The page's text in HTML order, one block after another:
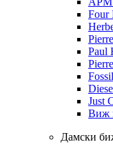
Four
Paul
Fossil
Just
Виж
Дамски